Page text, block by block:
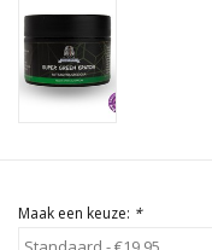
Maak een keuze: *